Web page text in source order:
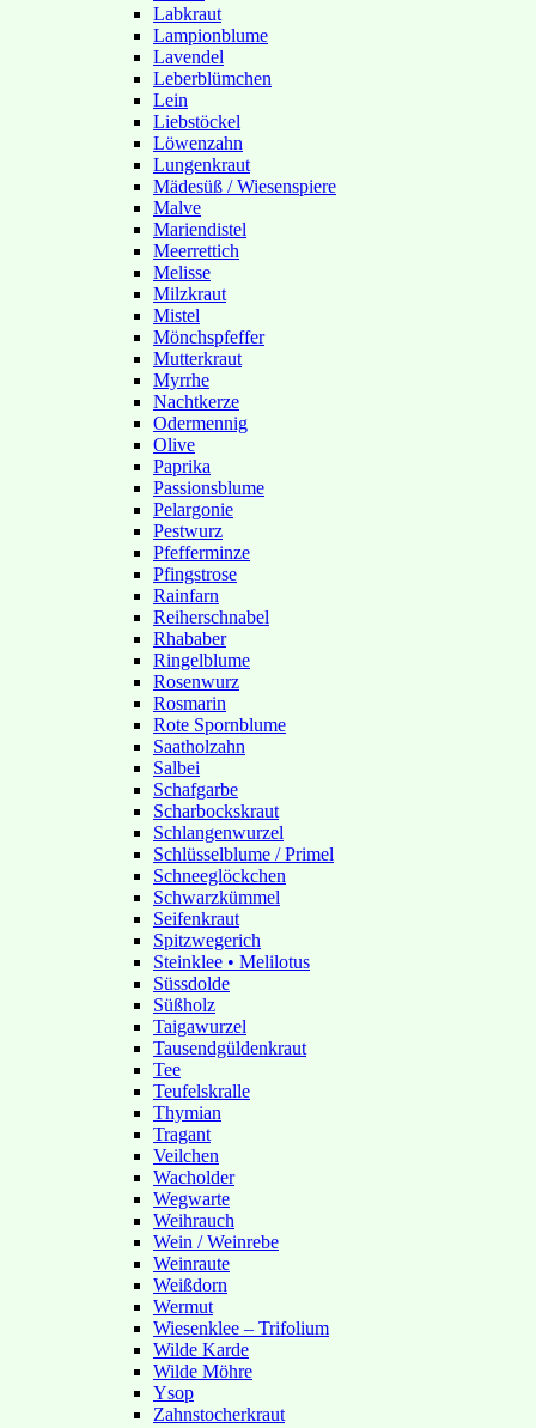
Labkraut
Lampionblume
Lavendel
Leberblümchen
Lein
Liebstöckel
Löwenzahn
Lungenkraut
Mädesüß / Wiesenspiere
Malve
Mariendistel
Meerrettich
Melisse
Milzkraut
Mistel
Mönchspfeffer
Mutterkraut
Myrrhe
Nachtkerze
Odermennig
Olive
Paprika
Passionsblume
Pelargonie
Pestwurz
Pfefferminze
Pfingstrose
Rainfarn
Reiherschnabel
Rhababer
Ringelblume
Rosenwurz
Rosmarin
Rote Spornblume
Saatholzahn
Salbei
Schafgarbe
Scharbockskraut
Schlangenwurzel
Schlüsselblume / Primel
Schneeglöckchen
Schwarzkümmel
Seifenkraut
Spitzwegerich
Steinklee • Melilotus
Süssdolde
Süßholz
Taigawurzel
Tausendgüldenkraut
Tee
Teufelskralle
Thymian
Tragant
Veilchen
Wacholder
Wegwarte
Weihrauch
Wein / Weinrebe
Weinraute
Weißdorn
Wermut
Wiesenklee – Trifolium
Wilde Karde
Wilde Möhre
Ysop
Zahnstocherkraut